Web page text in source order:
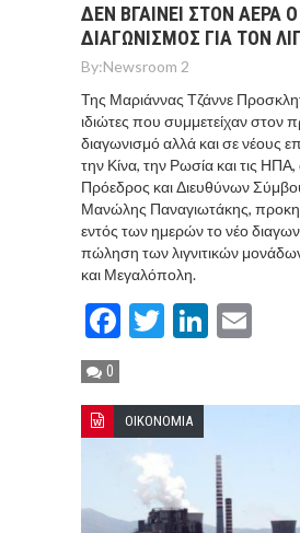
ΔΕΝ ΒΓΑΙΝΕΙ ΣΤΟΝ ΑΕΡΑ
ΔΙΑΓΩΝΙΣΜΟΣ ΓΙΑ ΤΟΝ
By:Newsroom 2
Της Μαριάννας Τζάννε
ιδιώτες που συμμετείχαν στον
διαγωνισμό αλλά και σε νέους
την Κίνα, την Ρωσία και τις
Πρόεδρος και Διευθύνων
Μανώλης Παναγιωτάκης,
εντός των ημερών το νέο
πώληση των λιγνιτικών
και Μεγαλόπολη.
Facebook
Twitter
0
ΟΙΚΟΝΟΜΙΑ